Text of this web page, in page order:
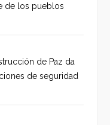
de los pueblos
de Paz da
de seguridad